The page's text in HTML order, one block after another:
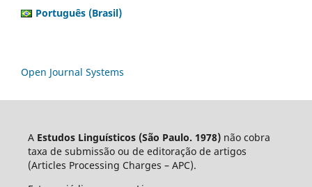
Português (Brasil)
Open Journal Systems
A Estudos Linguísticos (São Paulo. 1978)não cobra
taxa de submissão ou de editoração de artigos
(Articles Processing Charges – APC).